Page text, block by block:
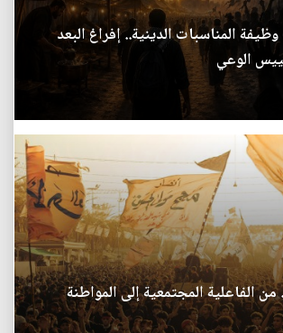
المناسبات الدينية.. إفراغ البعد
الوعي
من الفاعلية المجتمعية إلى المواطنة